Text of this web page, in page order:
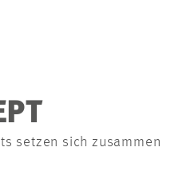
setzen sich zusammen